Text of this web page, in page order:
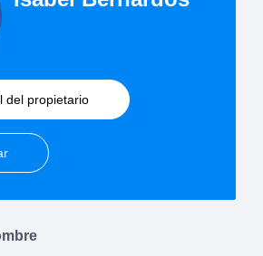
del propietario